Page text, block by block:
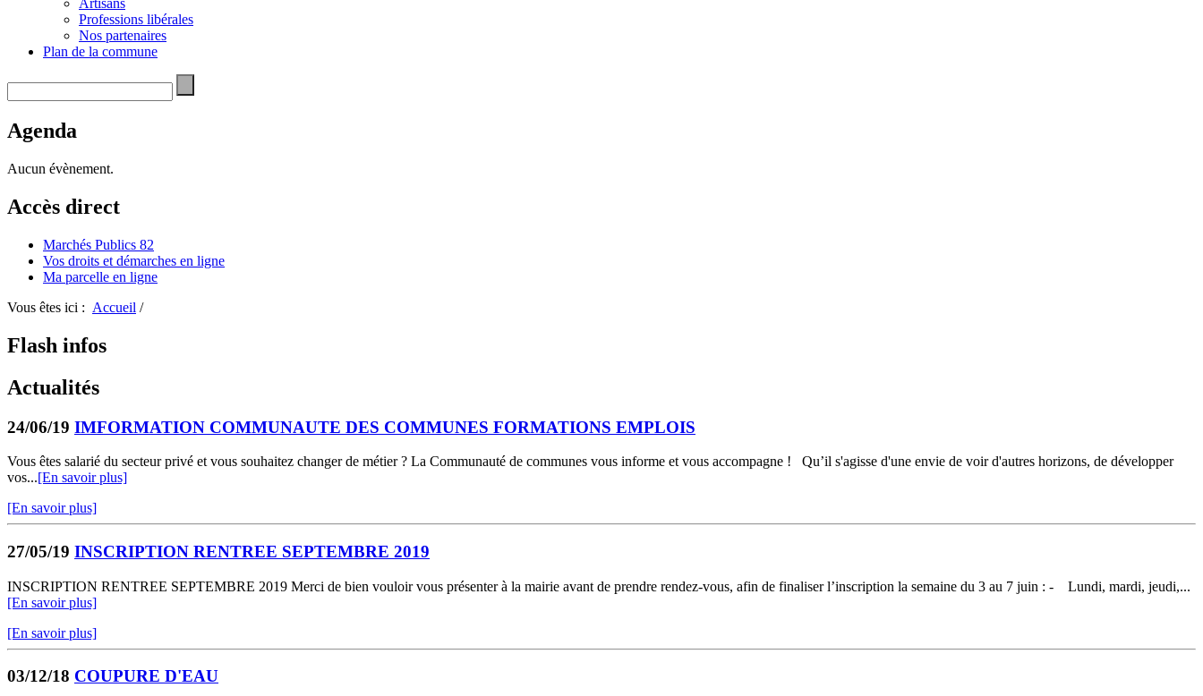
Professions libérales
Nos partenaires
Plan de la commune
Agenda
Aucun évènement.
Accès direct
Marchés Publics 82
Vos droits et démarches en ligne
Ma parcelle en ligne
Vous êtes ici : Accueil /
Flash infos
Actualités
24/06/19 IMFORMATION COMMUNAUTE DES COMMUNES FORMATIONS EMPLOIS
Vous êtes salarié du secteur privé et vous souhaitez changer de métier ? La Communauté de communes vous informe et vous accompagne ! Qu’il s'agisse d'une envie de voir d'autres horizons, de développer
vos...[En savoir plus]
[En savoir plus]
27/05/19 INSCRIPTION RENTREE SEPTEMBRE 2019
INSCRIPTION RENTREE SEPTEMBRE 2019 Merci de bien vouloir vous présenter à la mairie avant de prendre rendez-vous, afin de finaliser l’inscription la semaine du 3 au 7 juin : - Lundi, mardi, jeudi,...
[En savoir plus]
[En savoir plus]
03/12/18 COUPURE D'EAU